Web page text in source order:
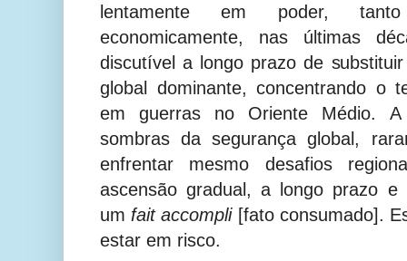
lentamente em poder, tanto
economicamente, nas últimas
discutível a longo prazo de
global dominante, concentrando o
em guerras no Oriente Médio. A
sombras da segurança global,
enfrentar mesmo desafios
ascensão gradual, a longo prazo e
um fait accompli [fato consumado].
estar em risco.